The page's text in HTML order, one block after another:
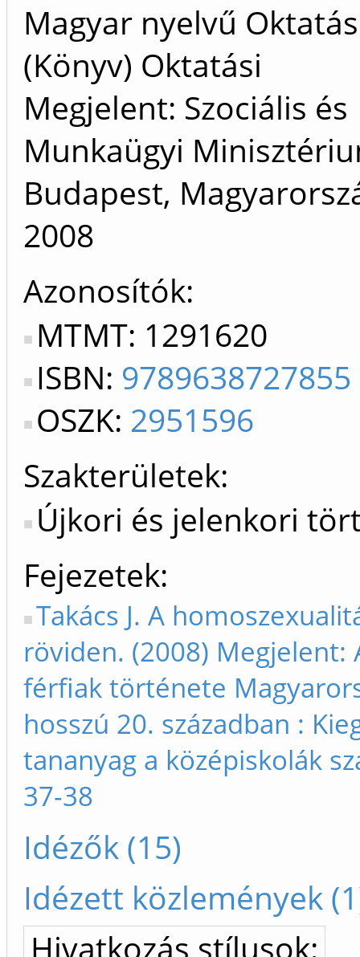
Magyar nyelvű
(Könyv) Oktatási
Megjelent: Szociális és
Munkaügyi
Budapest,
2008
Azonosítók
MTMT: 1291620
ISBN: 9789638727855
OSZK: 2951596
Szakterületek:
Újkori és jelenkori
Fejezetek
Takács J. A
röviden. (2008) Megjelent:
férfiak története
hosszú 20. században :
tananyag a középiskolák
37-38
Idézők (15)
Idézett közlemények
Hivatkozás stílusok: